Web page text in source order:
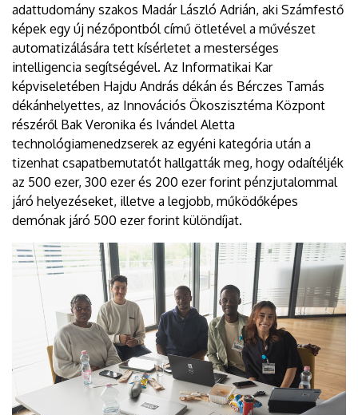
adattudomány szakos Madár László Adrián, aki Számfestő
képek egy új nézőpontból című ötletével a művészet
automatizálására tett kísérletet a mesterséges
intelligencia segítségével. Az Informatikai Kar
képviseletében Hajdu András dékán és Bérczes Tamás
dékánhelyettes, az Innovációs Ökoszisztéma Központ
részéről Bak Veronika és Ivándel Aletta
technológiamenedzserek az egyéni kategória után a
tizenhat csapatbemutatót hallgatták meg, hogy odaítéljék
az 500 ezer, 300 ezer és 200 ezer forint pénzjutalommal
járó helyezéseket, illetve a legjobb, működőképes
demónak járó 500 ezer forint különdíjat.